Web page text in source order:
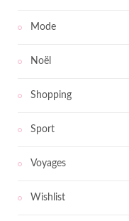
Mode
Noël
Shopping
Sport
Voyages
Wishlist